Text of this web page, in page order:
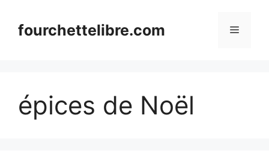
contentfourchettelibre.com Menu
épices de Noël